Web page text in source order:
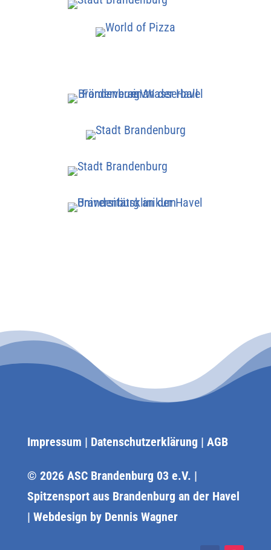
Impressum | Datenschutzerklärung | AGB
© 2026 ASC Brandenburg 03 e.V. |
Spitzensport aus Brandenburg an der Havel
| Webdesign by Dennis Wagner